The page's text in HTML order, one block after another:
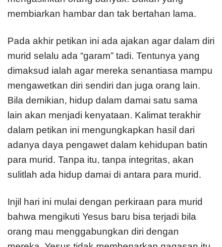
membiarkan hambar dan tak bertahan lama.
Pada akhir petikan ini ada ajakan agar dalam diri
murid selalu ada “garam” tadi. Tentunya yang
dimaksud ialah agar mereka senantiasa mampu
mengawetkan diri sendiri dan juga orang lain.
Bila demikian, hidup dalam damai satu sama
lain akan menjadi kenyataan. Kalimat terakhir
dalam petikan ini mengungkapkan hasil dari
adanya daya pengawet dalam kehidupan batin
para murid. Tanpa itu, tanpa integritas, akan
sulitlah ada hidup damai di antara para murid.
Injil hari ini mulai dengan perkiraan para murid
bahwa mengikuti Yesus baru bisa terjadi bila
orang mau menggabungkan diri dengan